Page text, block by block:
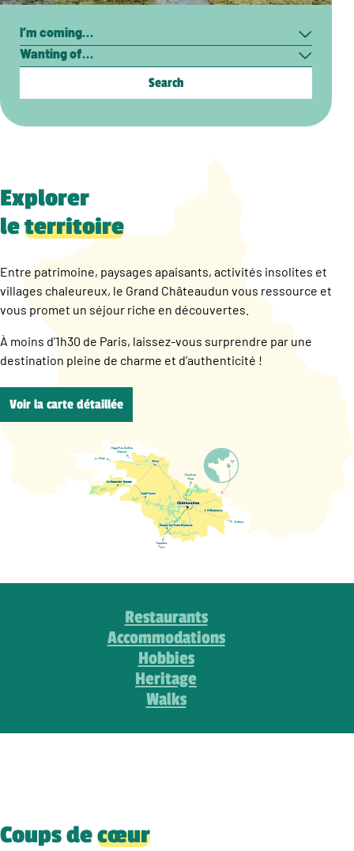
Search
Explorer
leterritoire
Entre patrimoine, paysages apaisants, activités insolites et
villages chaleureux, le Grand Châteaudun vous ressource et
vous promet un séjour riche en découvertes.
À moins d’1h30 de Paris, laissez-vous surprendre par une
destination pleine de charme et d’authenticité !
Voir la carte détaillée
Restaurants
Accommodations
Hobbies
Heritage
Walks
Coups decœur